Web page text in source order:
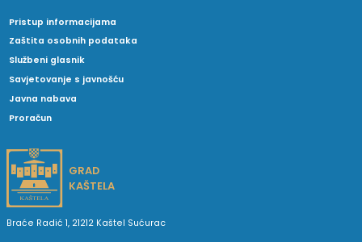
Pristup informacijama
Zaštita osobnih podataka
Službeni glasnik
Savjetovanje s javnošću
Javna nabava
Proračun
GRAD
KAŠTELA
Braće Radić 1, 21212 Kaštel Sućurac